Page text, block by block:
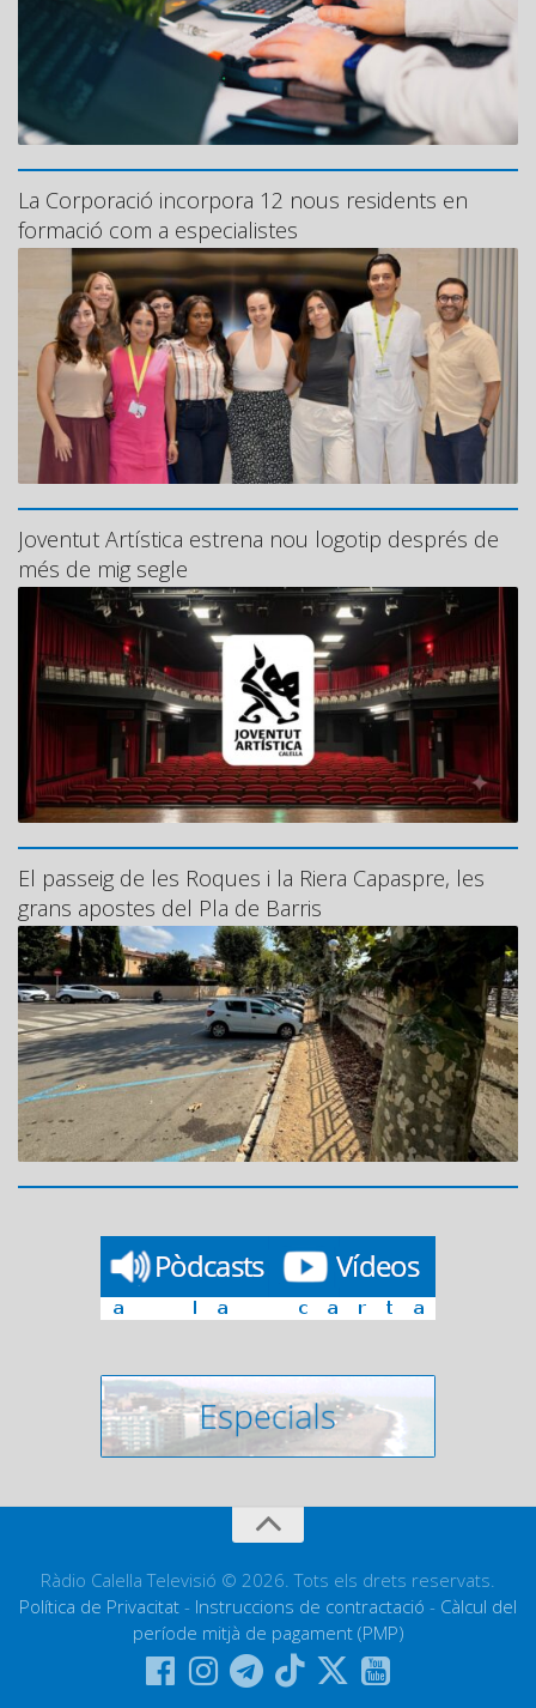
La Corporació incorpora 12 nous residents en
formació com a especialistes
Joventut Artística estrena nou logotip després de
més de mig segle
El passeig de les Roques i la Riera Capaspre, les
grans apostes del Pla de Barris
Ràdio Calella Televisió © 2026. Tots els drets reservats.
Política de Privacitat - Instruccions de contractació - Càlcul del
període mitjà de pagament (PMP)